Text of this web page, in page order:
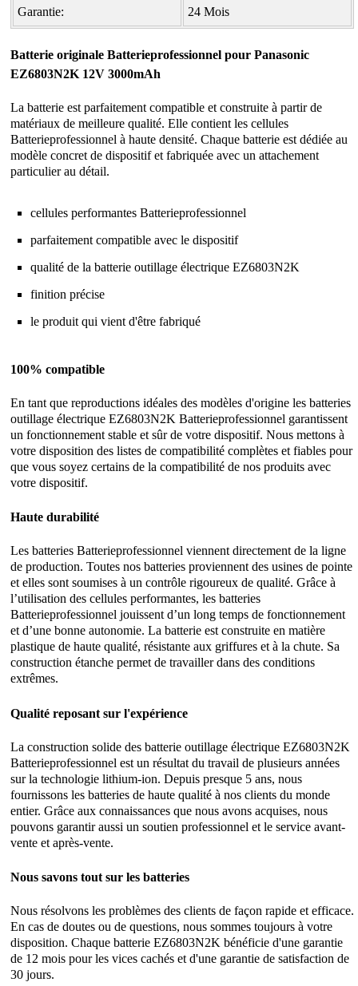
Garantie: 24 Mois
Batterie originale Batterieprofessionnel pour Panasonic
EZ6803N2K 12V 3000mAh
La batterie est parfaitement compatible et construite à partir de
matériaux de meilleure qualité. Elle contient les cellules
Batterieprofessionnel à haute densité. Chaque batterie est dédiée au
modèle concret de dispositif et fabriquée avec un attachement
particulier au détail.
cellules performantes Batterieprofessionnel
parfaitement compatible avec le dispositif
qualité de labatterie outillage électrique EZ6803N2K
finition précise
le produit qui vient d'être fabriqué
100% compatible
En tant que reproductions idéales des modèles d'origine les batteries
outillage électrique EZ6803N2K Batterieprofessionnel garantissent
un fonctionnement stable et sûr de votre dispositif. Nous mettons à
votre disposition des listes de compatibilité complètes et fiables pour
que vous soyez certains de la compatibilité de nos produits avec
votre dispositif.
Haute durabilité
Les batteries Batterieprofessionnel viennent directement de la ligne
de production. Toutes nos batteries proviennent des usines de pointe
et elles sont soumises à un contrôle rigoureux de qualité. Grâce à
l’utilisation des cellules performantes, les batteries
Batterieprofessionnel jouissent d’un long temps de fonctionnement
et d’une bonne autonomie. La batterie est construite en matière
plastique de haute qualité, résistante aux griffures et à la chute. Sa
construction étanche permet de travailler dans des conditions
extrêmes.
Qualité reposant sur l'expérience
La construction solide des batterie outillage électrique EZ6803N2K
Batterieprofessionnel est un résultat du travail de plusieurs années
sur la technologie lithium-ion. Depuis presque 5 ans, nous
fournissons les batteries de haute qualité à nos clients du monde
entier. Grâce aux connaissances que nous avons acquises, nous
pouvons garantir aussi un soutien professionnel et le service avant-
vente et après-vente.
Nous savons tout sur les batteries
Nous résolvons les problèmes des clients de façon rapide et efficace.
En cas de doutes ou de questions, nous sommes toujours à votre
disposition. Chaque batterie EZ6803N2K bénéficie d'une garantie
de 12 mois pour les vices cachés et d'une garantie de satisfaction de
30 jours.